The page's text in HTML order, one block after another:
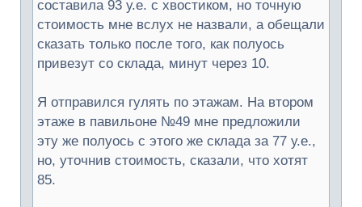
составила 93 у.е. с хвостиком, но точную
стоимость мне вслух не назвали, а обещали
сказать только после того, как полуось
привезут со склада, минут через 10.
Я отправился гулять по этажам. На втором
этаже в павильоне №49 мне предложили
эту же полуось с этого же склада за 77 у.е.,
но, уточнив стоимость, сказали, что хотят
85.